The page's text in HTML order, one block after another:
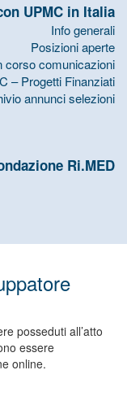
UPMC in Italia
Info generali
Posizioni aperte
corso comunicazioni
– Progetti Finanziati
annunci selezioni
Ri.MED
posseduti all’atto
essere
online.